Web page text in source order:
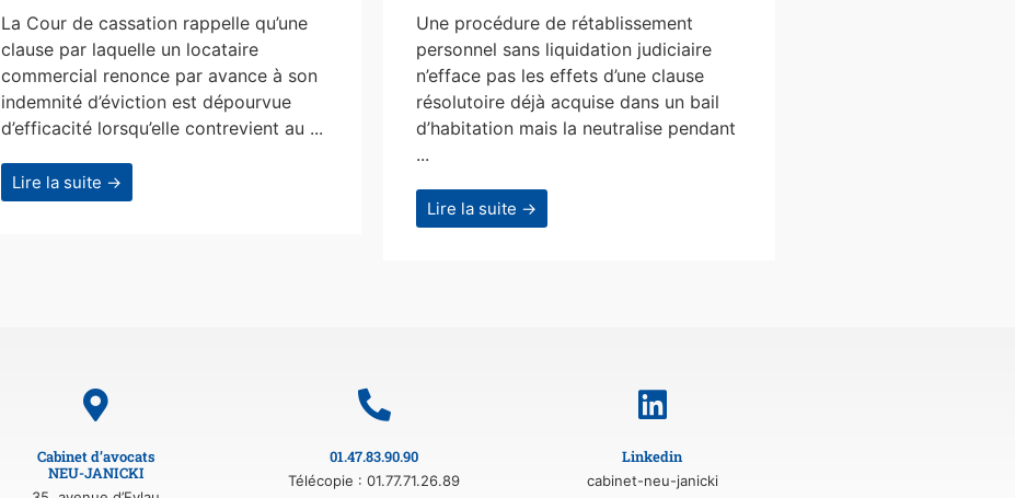
La Cour de cassation rappelle qu’une
clause par laquelle un locataire
commercial renonce par avance à son
indemnité d’éviction est dépourvue
d’efficacité lorsqu’elle contrevient au ...
Lire la suite →
Une procédure de rétablissement
personnel sans liquidation judiciaire
n’efface pas les effets d’une clause
résolutoire déjà acquise dans un bail
d’habitation mais la neutralise pendant
...
Lire la suite →
Cabinet d’avocats
NEU-JANICKI
01.47.83.90.90
Télécopie : 01.77.71.26.89
Linkedin
cabinet-neu-janicki